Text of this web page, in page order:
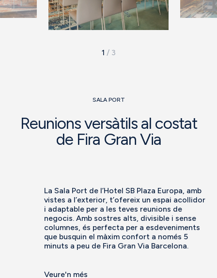
1 / 3
SALA PORT
Reunions versàtils al costat
de Fira Gran Via
La Sala Port de l’Hotel SB Plaza Europa, amb
vistes a l’exterior, t’ofereix un espai acollidor
i adaptable per a les teves reunions de
negocis. Amb sostres alts, divisible i sense
columnes, és perfecta per a esdeveniments
que busquin el màxim confort a només 5
minuts a peu de Fira Gran Via Barcelona.
Veure'n més